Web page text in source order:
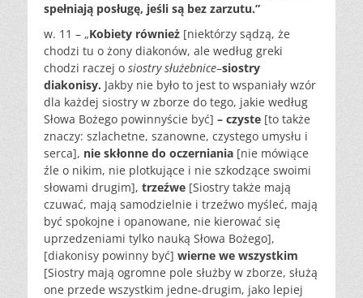
spełniają posługę, jeśli są bez zarzutu.”
w. 11 – „Kobiety również [niektórzy sądzą, że
chodzi tu o żony diakonów, ale według greki
chodzi raczej o siostry służebnice–siostry
diakonisy. Jakby nie było to jest to wspaniały wzór
dla każdej siostry w zborze do tego, jakie według
Słowa Bożego powinnyście być] – czyste [to także
znaczy: szlachetne, szanowne, czystego umysłu i
serca], nie skłonne do oczerniania [nie mówiące
źle o nikim, nie plotkujące i nie szkodzące swoimi
słowami drugim], trzeźwe [Siostry także mają
czuwać, mają samodzielnie i trzeźwo myśleć, mają
być spokojne i opanowane, nie kierować się
uprzedzeniami tylko nauką Słowa Bożego],
[diakonisy powinny być] wierne we wszystkim
[Siostry mają ogromne pole służby w zborze, służą
one przede wszystkim jedne-drugim, jako lepiej